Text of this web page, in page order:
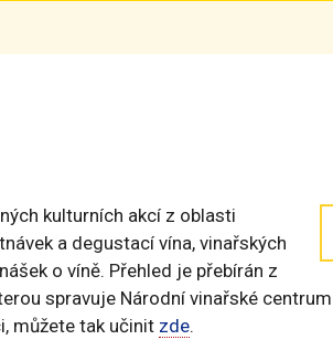
kulturních akcí z oblasti
a degustací vína, vinařských
o víně. Přehled je přebírán z
spravuje Národní vinařské
můžete tak učinit zde.